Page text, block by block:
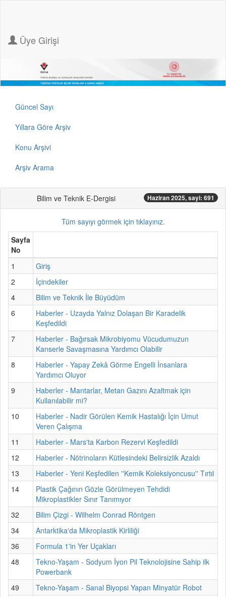
Üye Girişi
Güncel Sayı
Yıllara Göre Arşiv
Konu Arşivi
Arşiv Arama
Bilim ve Teknik E-Dergisi Haziran 2025, sayi: 691
Tüm sayıyı görmek için tıklayınız.
Sayfa
No
1
Giriş
2
İçindekiler
4
Bilim ve Teknik İle Büyüdüm
6
Haberler - Uzayda Yalnız Dolaşan Bir Karadelik
Keşfedildi
7
Haberler - Bağırsak Mikrobiyomu Vücudumuzun
Kanserle Savaşmasına Yardımcı Olabilir
8
Haberler - Yapay Zekâ Görme Engelli İnsanlara
Yardımcı Oluyor
9
Haberler - Mantarlar, Metan Gazını Azaltmak için
Kullanılabilir mi?
10
Haberler - Nadir Görülen Kemik Hastalığı İçin Umut
Veren Çalışma
11
Haberler - Mars'ta Karbon Rezervi Keşfedildi
12
Haberler - Nötrinoların Kütlesindeki Belirsizlik Azaldı
13
Haberler - Yeni Keşfedilen ''Kemik Koleksiyoncusu'' Tırtıl
14
Plastik Çağının Gözle Görülmeyen Tehdidi
Mikroplastikler Sınır Tanımıyor
32
Bilim Çizgi - Wilhelm Conrad Röntgen
34
Antarktika'da Mikroplastik Kirliliği
36
Formula 1'in Yer Uçakları
48
Tekno-Yaşam - Sodyum İyon Pil Teknolojisine Sahip ilk
Powerbank
49
Tekno-Yaşam - Sanal Biyopsi Yapan Minyatür Robot